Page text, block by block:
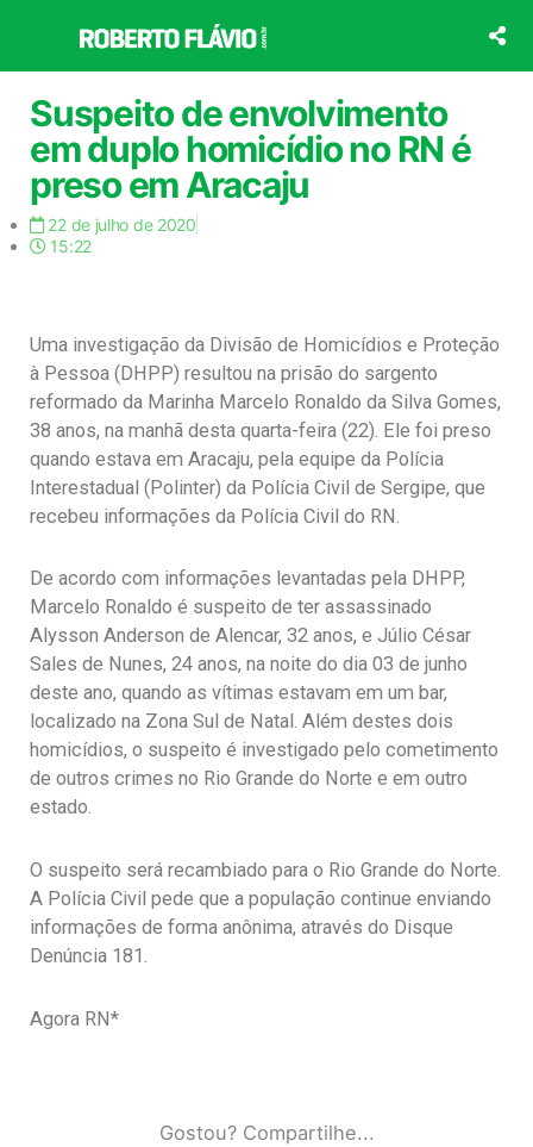
o
conteúdo
Suspeito de envolvimento
em duplo homicídio no RN é
preso em Aracaju
22 de julho de 2020
15:22
Uma investigação da Divisão de Homicídios e Proteção
à Pessoa (DHPP) resultou na prisão do sargento
reformado da Marinha Marcelo Ronaldo da Silva Gomes,
38 anos, na manhã desta quarta-feira (22). Ele foi preso
quando estava em Aracaju, pela equipe da Polícia
Interestadual (Polinter) da Polícia Civil de Sergipe, que
recebeu informações da Polícia Civil do RN.
De acordo com informações levantadas pela DHPP,
Marcelo Ronaldo é suspeito de ter assassinado
Alysson Anderson de Alencar, 32 anos, e Júlio César
Sales de Nunes, 24 anos, na noite do dia 03 de junho
deste ano, quando as vítimas estavam em um bar,
localizado na Zona Sul de Natal. Além destes dois
homicídios, o suspeito é investigado pelo cometimento
de outros crimes no Rio Grande do Norte e em outro
estado.
O suspeito será recambiado para o Rio Grande do Norte.
A Polícia Civil pede que a população continue enviando
informações de forma anônima, através do Disque
Denúncia 181.
Agora RN*
Gostou? Compartilhe...